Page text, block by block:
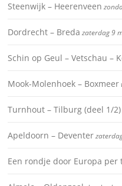
Steenwijk – Heerenveen
Dordrecht – Breda zaterdag 9
Schin op Geul – Vetschau –
Mook-Molenhoek – Boxmeer
Turnhout – Tilburg (deel 1/2)
Apeldoorn – Deventer
Een rondje door Europa per